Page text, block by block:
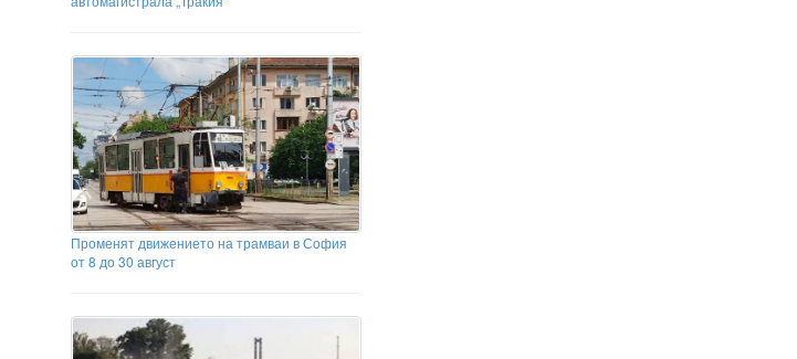
Променят движението на трамваи в София
от 8 до 30 август